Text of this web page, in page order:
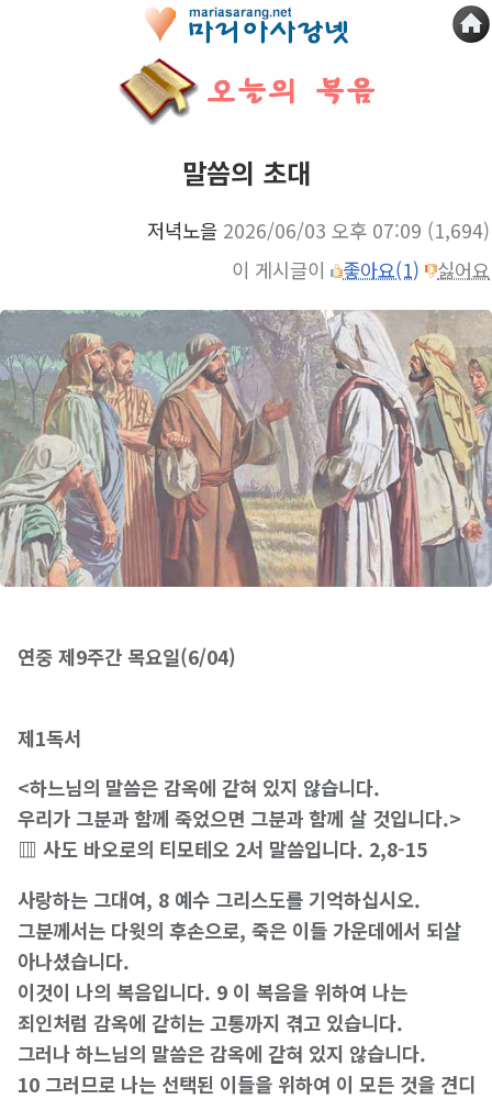
말씀의 초대
저녁노을 2026/06/03 오후 07:09 (1,694)
이 게시글이
좋아요(1) 싫어요
연중 제9주간 목요일(6/04)
제1독서
<하느님의 말씀은 감옥에 갇혀 있지 않습니다.
우리가 그분과 함께 죽었으면 그분과 함께 살 것입니다.>
▥ 사도 바오로의 티모테오 2서 말씀입니다. 2,8-15
사랑하는 그대여, 8 예수 그리스도를 기억하십시오.
그분께서는 다윗의 후손으로, 죽은 이들 가운데에서 되살
아나셨습니다.
이것이 나의 복음입니다. 9 이 복음을 위하여 나는
죄인처럼 감옥에 갇히는 고통까지 겪고 있습니다.
그러나 하느님의 말씀은 감옥에 갇혀 있지 않습니다.
10 그러므로 나는 선택된 이들을 위하여 이 모든 것을 견디